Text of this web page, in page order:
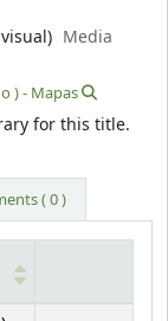
Media
) - Mapas
for this title.
( 0 )